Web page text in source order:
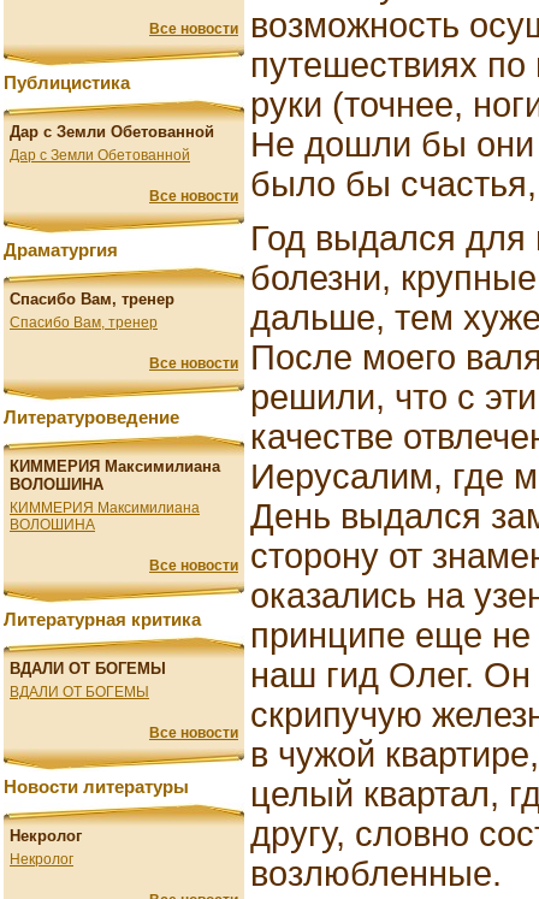
Все новости
Публицистика
Дар с Земли Обетованной
Дар с Земли Обетованной
Все новости
Драматургия
Спасибо Вам, тренер
Спасибо Вам, тренер
Все новости
Литературоведение
КИММЕРИЯ Максимилиана
ВОЛОШИНА
КИММЕРИЯ Максимилиана
ВОЛОШИНА
Все новости
Литературная критика
ВДАЛИ ОТ БОГЕМЫ
ВДАЛИ ОТ БОГЕМЫ
Все новости
Новости литературы
Некролог
Некролог
возможность
путешествиях
руки (точнее,
Не дошли бы
было бы
Год выдался
болезни,
дальше, тем
После моего
решили, что с
качестве
Иерусалим, где
День выдался
сторону от
оказались на
принципе еще не
наш гид Олег. Он
скрипучую
в чужой
целый квартал,
другу, словно
возлюбленные.